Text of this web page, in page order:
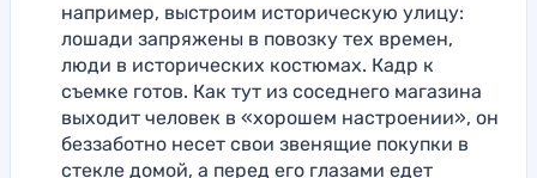
например, выстроим историческую улицу:
лошади запряжены в повозку тех времен,
люди в исторических костюмах. Кадр к
съемке готов. Как тут из соседнего магазина
выходит человек в «хорошем настроении», он
беззаботно несет свои звенящие покупки в
стекле домой, а перед его глазами едет